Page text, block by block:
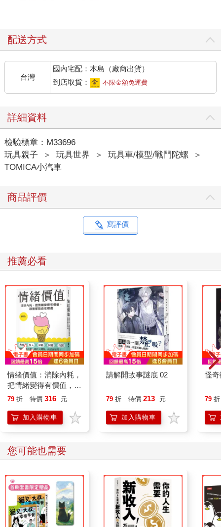
配送方式
台灣
國內宅配：本島（廠商出貨）
到店取貨：
不限金額免運費
詳細資料
檢驗標章：M33696
玩具親子
＞ 玩具世界 ＞ 玩具車/模型/戰鬥陀螺
＞
TOMICA小汽車
商品評價
寫評價
推薦必看
情緒價值：消除內耗，
把情緒變得有價值，跟
誰都能自在相處
79 折 特價 316 元
加入購物車
請解開故事謎底 02
79 折 特價 213 元
加入購物車
怪
79 折
您可能也需要